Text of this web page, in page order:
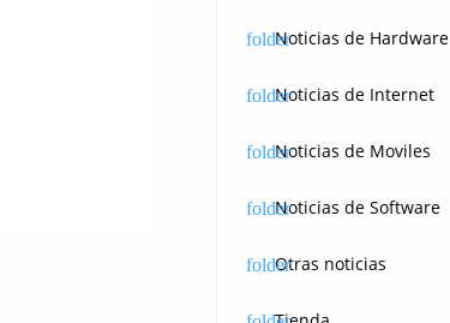
Noticias de Hardware
Noticias de Internet
Noticias de Moviles
Noticias de Software
Otras noticias